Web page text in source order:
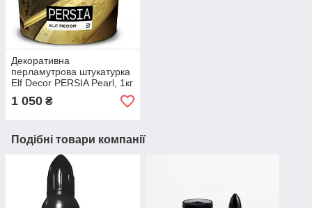
Декоративна
перламутрова штукатурка
Elf Decor PERSIA Pearl, 1кг
1 050 ₴
Подібні товари компанії